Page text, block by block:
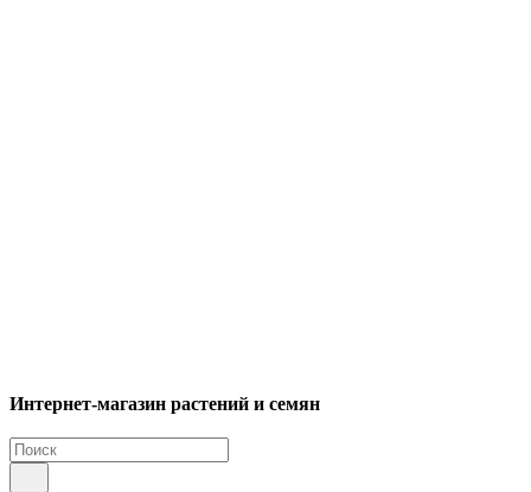
Интернет-магазин растений и семян